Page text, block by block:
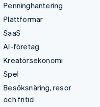
Penninghantering
Plattformar
SaaS
AI-företag
Kreatörsekonomi
Spel
Besöksnäring, resor
och fritid